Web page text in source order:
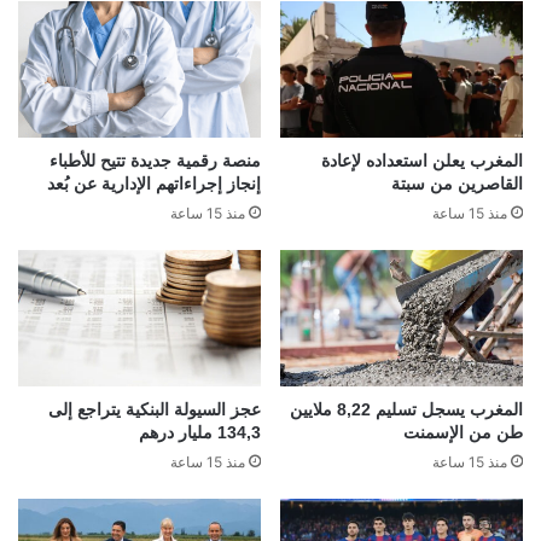
المغرب يعلن استعداده لإعادة
القاصرين من سبتة
منذ 15 ساعة
منصة رقمية جديدة تتيح للأطباء
إنجاز إجراءاتهم الإدارية عن بُعد
منذ 15 ساعة
المغرب يسجل تسليم 8,22 ملايين
طن من الإسمنت
منذ 15 ساعة
عجز السيولة البنكية يتراجع إلى
134,3 مليار درهم
منذ 15 ساعة